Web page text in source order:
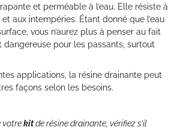
et perméable à l’eau. Elle résiste à
et aux intempéries. Étant donné que l’eau
vous n’aurez plus à penser au fait
dangereuse pour les passants, surtout
applications, la résine drainante peut
façons selon les besoins.
votrekitde résine drainante, vérifiez s’il